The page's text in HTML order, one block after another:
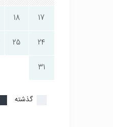
17
18
24
25
31
گذشته